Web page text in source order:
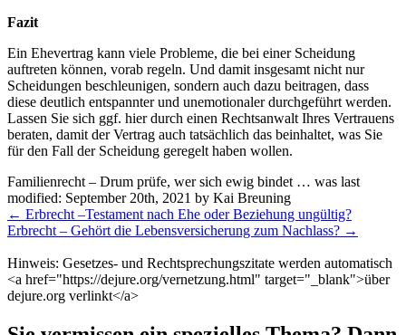
Fazit
Ein Ehevertrag kann viele Probleme, die bei einer Scheidung
auftreten können, vorab regeln. Und damit insgesamt nicht nur
Scheidungen beschleunigen, sondern auch dazu beitragen, dass
diese deutlich entspannter und unemotionaler durchgeführt werden.
Lassen Sie sich ggf. hier durch einen Rechtsanwalt Ihres Vertrauens
beraten, damit der Vertrag auch tatsächlich das beinhaltet, was Sie
für den Fall der Scheidung geregelt haben wollen.
Familienrecht – Drum prüfe, wer sich ewig bindet … was last
modified: September 20th, 2021 by Kai Breuning
Weitere
Meldungen
← Erbrecht –Testament nach Ehe oder Beziehung ungültig?
Erbrecht – Gehört die Lebensversicherung zum Nachlass? →
Hinweis: Gesetzes- und Rechtsprechungszitate werden automatisch
<a href="https://dejure.org/vernetzung.html" target="_blank">über
dejure.org verlinkt</a>